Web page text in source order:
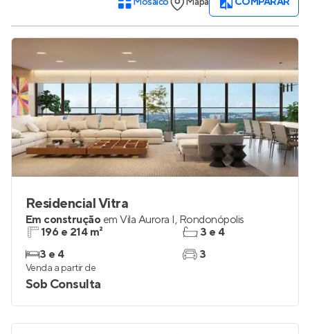
Residencial Vitra
Em construção em Vila Aurora I, Rondonópolis
196 e 214 m²
3 e 4
3 e 4
3
Venda a partir de
Sob Consulta